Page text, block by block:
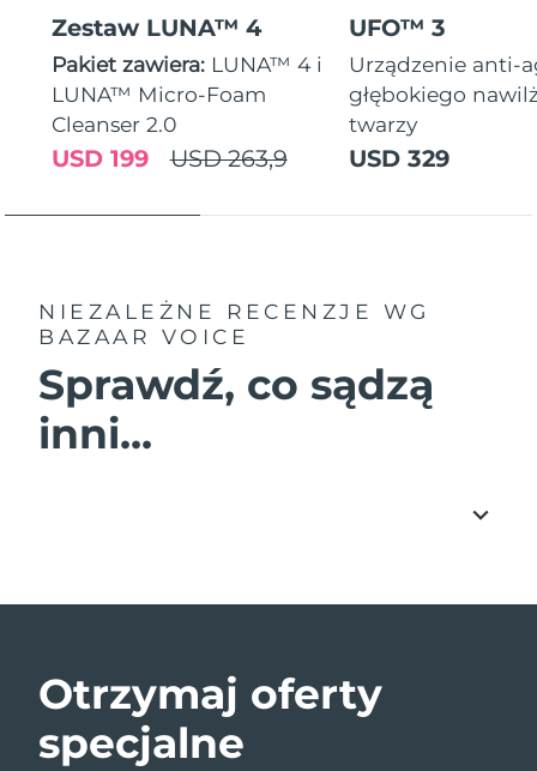
Zestaw LUNA™ 4
Pakiet zawiera: LUNA™ 4 i
LUNA™ Micro-Foam
Cleanser 2.0
USD 263,9
USD 199
UFO™ 3
Urządzenie anti-
głębokiego
twarzy
USD 329
NIEZALEŻNE RECENZJE
WG
BAZAAR VOICE
Sprawdź, co sądzą
inni...
Otrzymaj oferty
specjalne